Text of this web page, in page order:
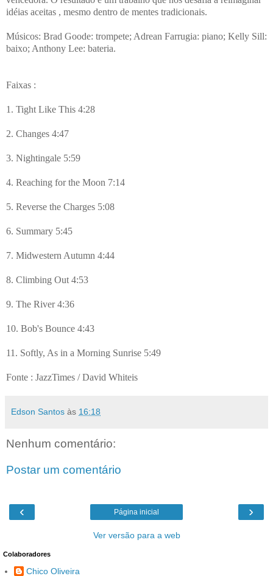
idéias aceitas , mesmo dentro de mentes tradicionais.
Músicos: Brad Goode: trompete; Adrean Farrugia: piano; Kelly Sill:
baixo; Anthony Lee: bateria.
Faixas :
1. Tight Like This 4:28
2. Changes 4:47
3. Nightingale 5:59
4. Reaching for the Moon 7:14
5. Reverse the Charges 5:08
6. Summary 5:45
7. Midwestern Autumn 4:44
8. Climbing Out 4:53
9. The River 4:36
10. Bob's Bounce 4:43
11. Softly, As in a Morning Sunrise 5:49
Fonte : JazzTimes / David Whiteis
Edson Santos às 16:18
Nenhum comentário:
Postar um comentário
‹ ›
Página inicial
Ver versão para a web
Colaboradores
Chico Oliveira